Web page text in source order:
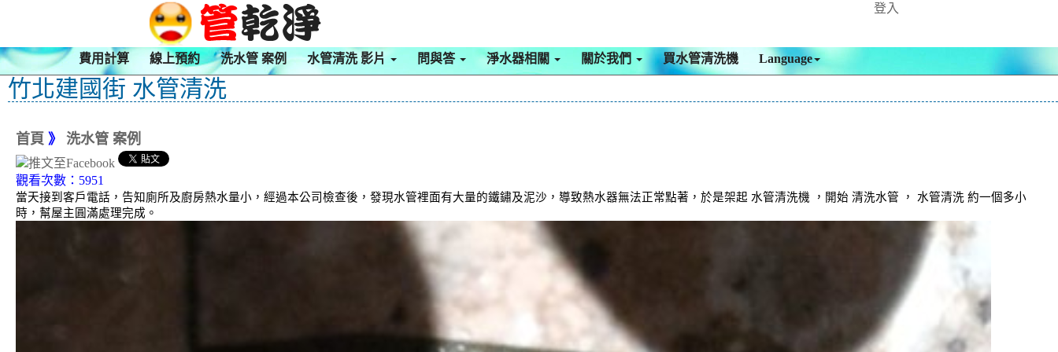
登入
費用計算 線上預約 洗水管 案例 水管清洗 影片 問與答 淨水器相關 關於我們 買水管清洗機 Language
竹北建國街 水管清洗
首頁 》 洗水管 案例
觀看次數：5951
當天接到客戶電話，告知廁所及廚房熱水量小，經過本公司檢查後，發現水管裡面有大量的鐵鏽及泥沙，導致熱水器無法正常點著，於是架起 水管清洗機 ，開始 清洗水管 ， 水管清洗 約一個多小
時，幫屋主圓滿處理完成。